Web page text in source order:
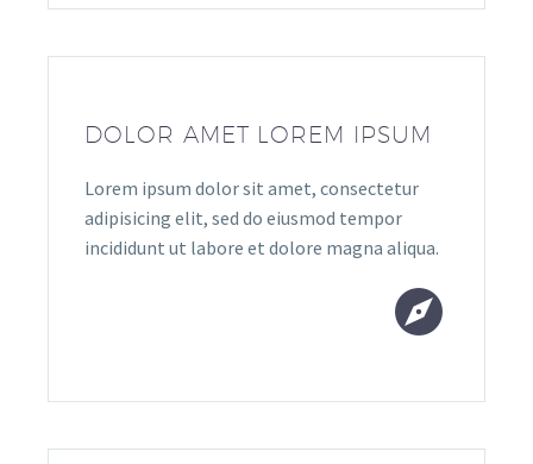
DOLOR AMET LOREM IPSUM
Lorem ipsum dolor sit amet, consectetur
adipisicing elit, sed do eiusmod tempor
incididunt ut labore et dolore magna aliqua.

